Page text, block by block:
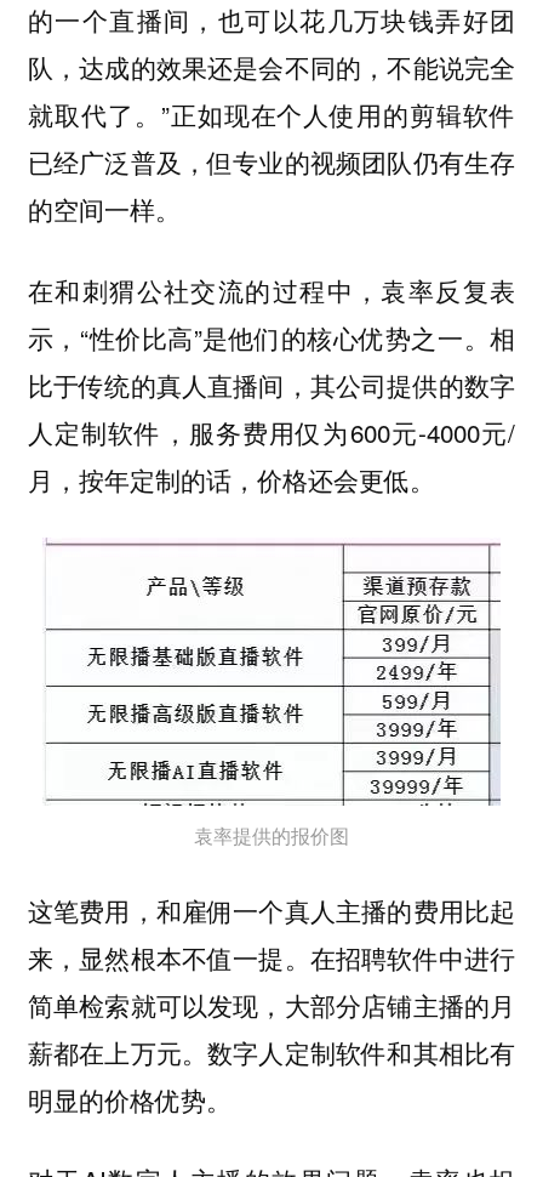
的一个直播间，也可以花几万块钱弄好团
队，达成的效果还是会不同的，不能说完全
就取代了。”正如现在个人使用的剪辑软件
已经广泛普及，但专业的视频团队仍有生存
的空间一样。
在和刺猬公社交流的过程中，袁率反复表
示，“性价比高”是他们的核心优势之一。相
比于传统的真人直播间，其公司提供的数字
人定制软件，服务费用仅为600元-4000元/
月，按年定制的话，价格还会更低。
袁率提供的报价图
这笔费用，和雇佣一个真人主播的费用比起
来，显然根本不值一提。在招聘软件中进行
简单检索就可以发现，大部分店铺主播的月
薪都在上万元。数字人定制软件和其相比有
明显的价格优势。